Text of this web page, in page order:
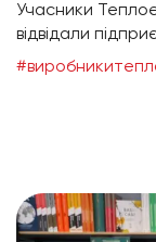
Учасники
відвідали